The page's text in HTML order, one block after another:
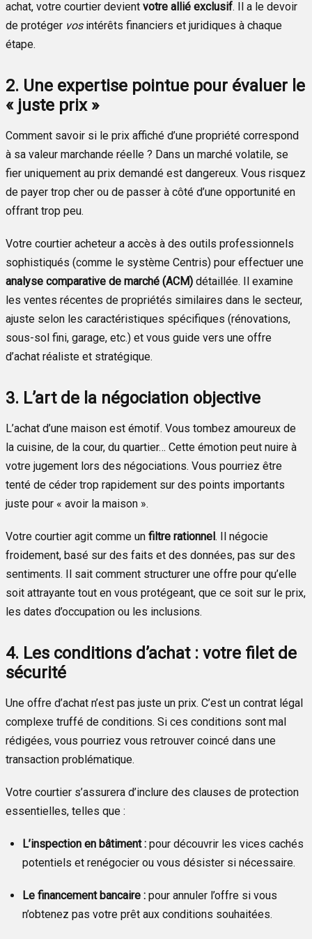
achat, votre courtier devient votre allié exclusif. Il a le devoir
de protéger vosintérêts financiers et juridiques à chaque
étape.
2. Une expertise pointue pour évaluer le
« juste prix »
Comment savoir si le prix affiché d’une propriété correspond
à sa valeur marchande réelle ? Dans un marché volatile, se
fier uniquement au prix demandé est dangereux. Vous risquez
de payer trop cher ou de passer à côté d’une opportunité en
offrant trop peu.
Votre courtier acheteur a accès à des outils professionnels
sophistiqués (comme le système Centris) pour effectuer une
analyse comparative de marché (ACM) détaillée. Il examine
les ventes récentes de propriétés similaires dans le secteur,
ajuste selon les caractéristiques spécifiques (rénovations,
sous-sol fini, garage, etc.) et vous guide vers une offre
d’achat réaliste et stratégique.
3. L’art de la négociation objective
L’achat d’une maison est émotif. Vous tombez amoureux de
la cuisine, de la cour, du quartier… Cette émotion peut nuire à
votre jugement lors des négociations. Vous pourriez être
tenté de céder trop rapidement sur des points importants
juste pour « avoir la maison ».
Votre courtier agit comme un filtre rationnel. Il négocie
froidement, basé sur des faits et des données, pas sur des
sentiments. Il sait comment structurer une offre pour qu’elle
soit attrayante tout en vous protégeant, que ce soit sur le prix,
les dates d’occupation ou les inclusions.
4. Les conditions d’achat : votre filet de
sécurité
Une offre d’achat n’est pas juste un prix. C’est un contrat légal
complexe truffé de conditions. Si ces conditions sont mal
rédigées, vous pourriez vous retrouver coincé dans une
transaction problématique.
Votre courtier s’assurera d’inclure des clauses de protection
essentielles, telles que :
L’inspection en bâtiment : pour découvrir les vices cachés
potentiels et renégocier ou vous désister si nécessaire.
Le financement bancaire : pour annuler l’offre si vous
n’obtenez pas votre prêt aux conditions souhaitées.